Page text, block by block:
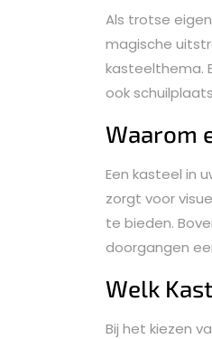
Als trotse
magische
kasteelthema.
ook
Waarom
Een kasteel in
zorgt voor
te bieden.
doorgangen
Welk
Bij het kiezen